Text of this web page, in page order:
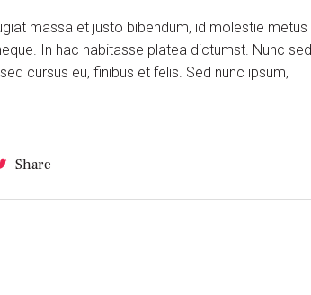
massa et justo bibendum, id molestie metus
In hac habitasse platea dictumst. Nunc sed
cursus eu, finibus et felis. Sed nunc ipsum,
Share